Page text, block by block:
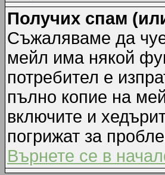
Получих спам
Съжаляваме да
мейл има някой
потребител е
пълно копие на
включите и
погрижат за
Върнете се в